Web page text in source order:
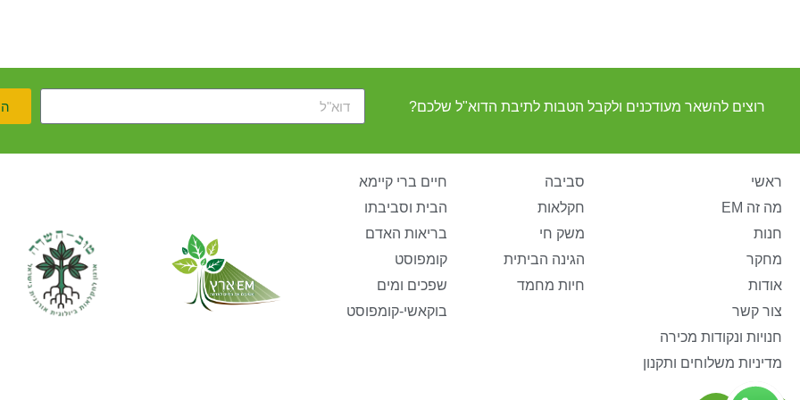
רוצים להשאר מעודכנים ולקבל הטבות לתיבת הדוא"ל שלכם?
ראשי
מה זה EM
חנות
מחקר
אודות
צור קשר
חנויות ונקודות מכירה
מדיניות משלוחים ותקנון
סביבה
חקלאות
משק חי
הגינה הביתית
חיות מחמד
חיים ברי קיימא
הבית וסביבתו
בריאות האדם
קומפוסט
שפכים ומים
בוקאשי-קומפוסט